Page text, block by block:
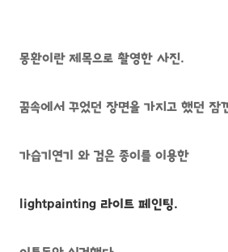
몽환이란 제목으로 촬영한 사진.
꿈속에서 꾸었던 장면을 가지고 했던
가습기연기 와 검은 종이를 이용한
lightpainting 라이트 페인팅.